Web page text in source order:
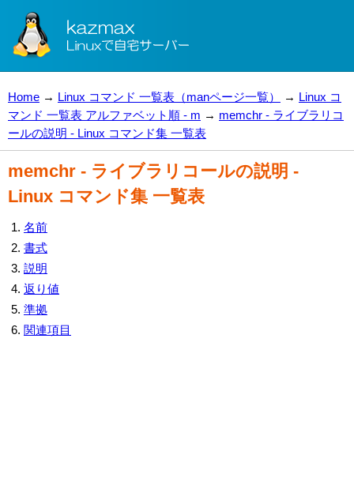
Home → Linux コマンド 一覧表（manページ一覧） → Linux コ
マンド 一覧表 アルファベット順 - m → memchr - ライブラリコ
ールの説明 - Linux コマンド集 一覧表
memchr - ライブラリコールの説明 -
Linux コマンド集 一覧表
名前
書式
説明
返り値
準拠
関連項目